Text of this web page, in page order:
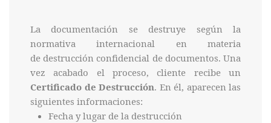
La documentación se destruye según la
normativa internacional en materia
de destrucción confidencial de documentos. Una
vez acabado el proceso, cliente recibe un
Certificado de Destrucción. En él, aparecen las
siguientes informaciones:
Fecha y lugar de la destrucción